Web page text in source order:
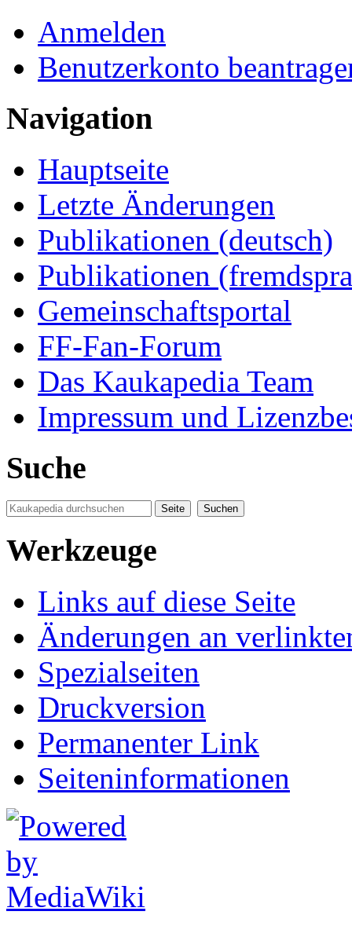
Anmelden
Benutzerkonto
Navigation
Hauptseite
Letzte Änderungen
Publikationen (deutsch)
Publikationen
Gemeinschaftsportal
FF-Fan-Forum
Das Kaukapedia Team
Impressum und
Suche
Werkzeuge
Links auf diese Seite
Änderungen an
Spezialseiten
Druckversion
Permanenter Link
Seiten­informationen